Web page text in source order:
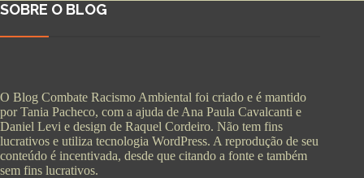
SOBRE O BLOG
O Blog Combate Racismo Ambiental foi criado e é mantido
por Tania Pacheco, com a ajuda de Ana Paula Cavalcanti e
Daniel Levi e design de Raquel Cordeiro. Não tem fins
lucrativos e utiliza tecnologia WordPress. A reprodução de seu
conteúdo é incentivada, desde que citando a fonte e também
sem fins lucrativos.